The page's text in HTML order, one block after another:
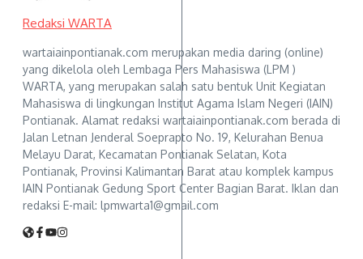
Redaksi WARTA
wartaiainpontianak.com merupakan media daring (online)
yang dikelola oleh Lembaga Pers Mahasiswa (LPM )
WARTA, yang merupakan salah satu bentuk Unit Kegiatan
Mahasiswa di lingkungan Institut Agama Islam Negeri (IAIN)
Pontianak. Alamat redaksi wartaiainpontianak.com berada di
Jalan Letnan Jenderal Soeprapto No. 19, Kelurahan Benua
Melayu Darat, Kecamatan Pontianak Selatan, Kota
Pontianak, Provinsi Kalimantan Barat atau komplek kampus
IAIN Pontianak Gedung Sport Center Bagian Barat. Iklan dan
redaksi E-mail: lpmwarta1@gmail.com